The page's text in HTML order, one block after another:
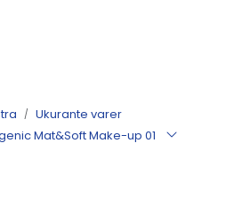
Ukurante varer
Mat&Soft Make-up 01